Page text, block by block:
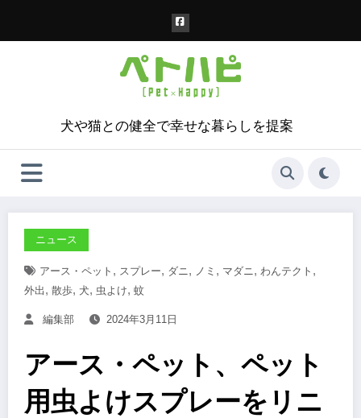
犬や猫との健全で幸せな暮らしを提案
ニュース
アース・ペット , スプレー, ダニ, ノミ , マダニ, わんテクト ,
外出 , 散歩, 犬, 虫よけ, 蚊
編集部 2024年3月11日
アース・ペット、ペット
用虫よけスプレーをリニ